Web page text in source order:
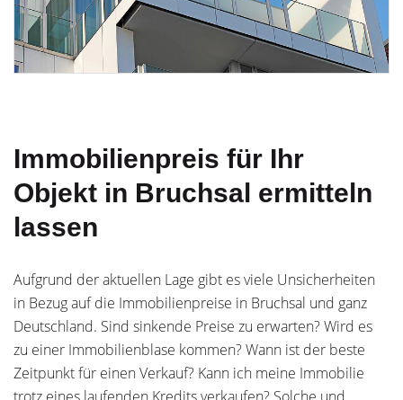
Immobilienpreis für Ihr
Objekt in Bruchsal ermitteln
lassen
Aufgrund der aktuellen Lage gibt es viele Unsicherheiten
in Bezug auf die Immobilienpreise in Bruchsal und ganz
Deutschland. Sind sinkende Preise zu erwarten? Wird es
zu einer Immobilienblase kommen? Wann ist der beste
Zeitpunkt für einen Verkauf? Kann ich meine Immobilie